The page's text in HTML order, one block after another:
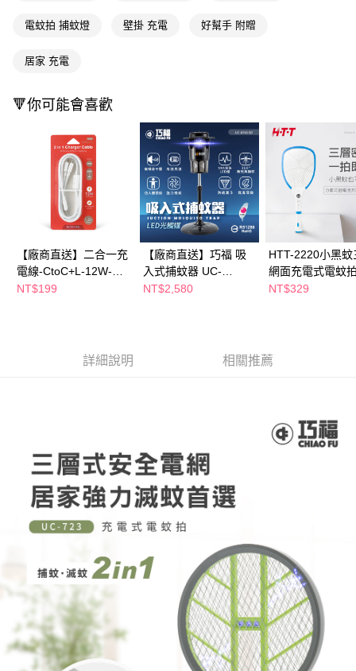
結帳頁面，進行簡訊認證並確認金額後，即可完成結帳。
ATM／網路銀行／等多元方式進行付款，方視為交易完成。
後付繳納相關費用。
※ 交易是否成功請以「AFTEE先享後付 」之結帳頁面顯示為準，若有關於
是否繳費成功／繳費後需取消欲退款等相關疑問，請聯繫「AFTEE先享後付
客戶支援中心」https://netprotections.freshdesk.com/support/home
【注意事項】
１．透過由恩沛科技股份有限公司提供之「AFTEE先享後付」服務完成之交
易，需依本服務之必要範圍內提供個人資料，並將交易相關給付款項請求債
權轉讓予恩沛科技股份有限公司。
２．關於個人資料處理事宜，請瀏覽以下網址：
https://aftee.tw/terms/#terms3
３．未成年的使用者請事先徵得法定代理人或監護人之同意方可使用
「AFTEE先享後付」，若未經同意申辦者引起之損失，本公司不負相關責
任。
恩沛科技股份有限公司將有權停止該用戶之使用額度並採取法律行動。
電蚊拍 捕蚊燈 壁掛 充電 好幫手 附贈
居家 充電
🔻你可能會喜歡
【廠商直送】二合一充
電線-CtoC+L-12W-
1.2m
NT$199
【廠商直送】巧福 吸
入式捕蚊器 UC-
850LED (大型) 台灣製
NT$2,580
HTT-2220小黑蚊
網面充電式電蚊
NT$329
詳細說明 相關推薦